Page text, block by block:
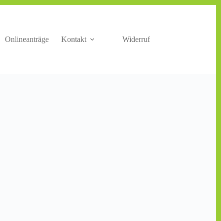
Onlineanträge Kontakt Widerruf